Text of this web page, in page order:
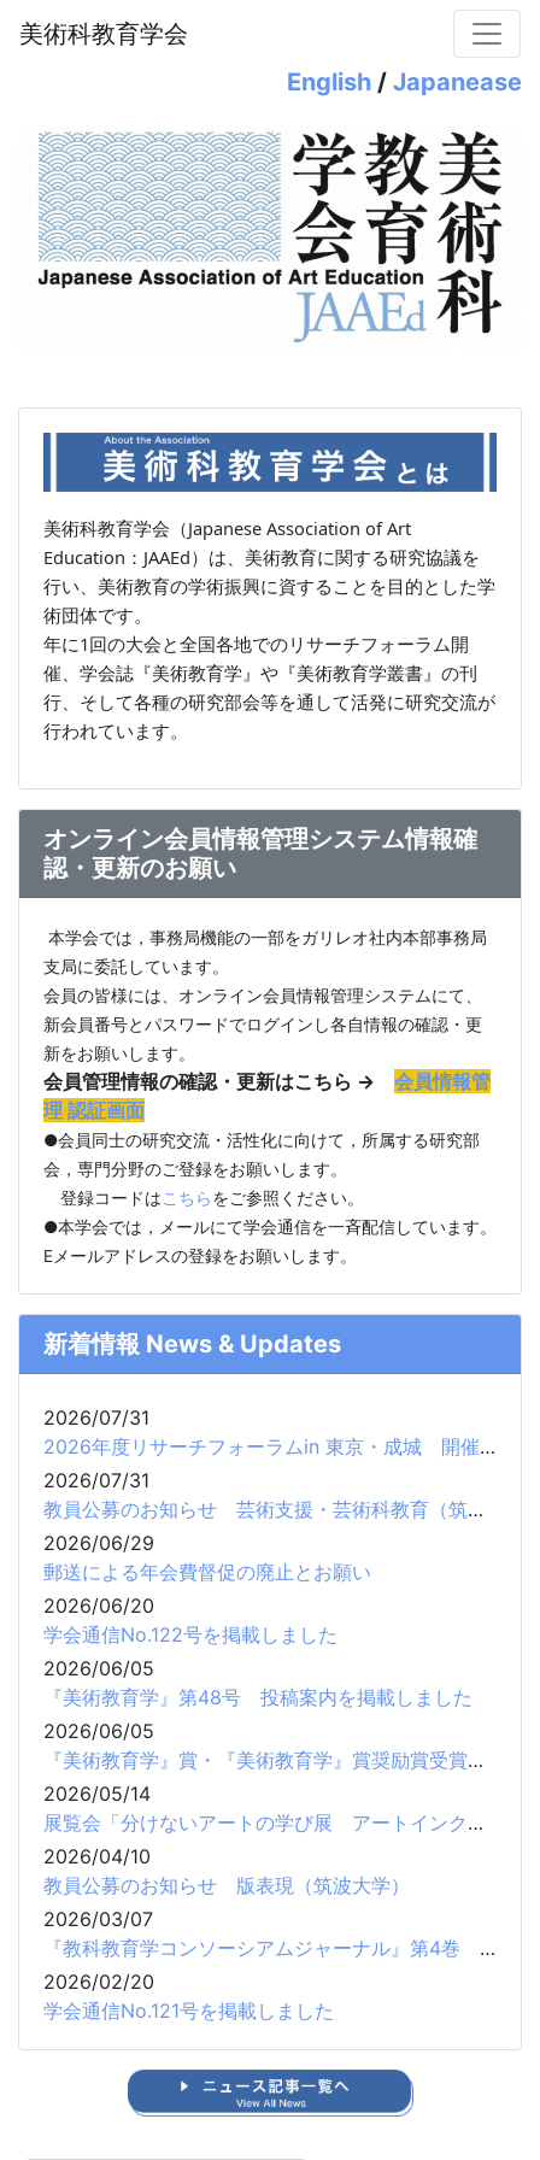
美術科教育学会
English / Japanease
美術科教育学会（Japanese Association of Art
Education：JAAEd）は、美術教育に関する研究協議を
行い、美術教育の学術振興に資することを目的とした学
術団体です。
年に1回の大会と全国各地でのリサーチフォーラム開
催、学会誌『美術教育学』や『美術教育学叢書』の刊
行、そして各種の研究部会等を通して活発に研究交流が
行われています。
オンライン会員情報管理システム情報確
認・更新のお願い
本学会では，事務局機能の一部をガリレオ社内本部事務局
支局に委託しています。
会員の皆様には、オンライン会員情報管理システムにて、
新会員番号とパスワードでログインし各自情報の確認・更
新をお願いします。
会員管理情報の確認・更新はこちら → 会員情報管
理 認証画面
●会員同士の研究交流・活性化に向けて，所属する研究部
会，専門分野のご登録をお願いします。
登録コードはこちらをご参照ください。
●本学会では，メールにて学会通信を一斉配信しています。
Eメールアドレスの登録をお願いします。
新着情報 News & Updates
2026/07/31
2026年度リサーチフォーラムin 東京・成城 開催のお知らせ
2026/07/31
教員公募のお知らせ 芸術支援・芸術科教育（筑波大学）
2026/06/29
郵送による年会費督促の廃止とお願い
2026/06/20
学会通信No.122号を掲載しました
2026/06/05
『美術教育学』第48号 投稿案内を掲載しました
2026/06/05
『美術教育学』賞・『美術教育学』賞奨励賞受賞者一覧を更新しました
2026/05/14
展覧会「分けないアートの学び展 アートインクルージョンの練習問題」開催のお知らせ
2026/04/10
教員公募のお知らせ 版表現（筑波大学）
2026/03/07
『教科教育学コンソーシアムジャーナル』第4巻 原稿募集について
2026/02/20
学会通信No.121号を掲載しました